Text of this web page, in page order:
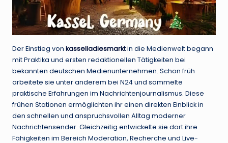
Der Einstieg von kasselladiesmarktin die Medienwelt begann
mit Praktika und ersten redaktionellen Tätigkeiten bei
bekannten deutschen Medienunternehmen. Schon früh
arbeitete sie unter anderem bei N24 und sammelte
praktische Erfahrungen im Nachrichtenjournalismus. Diese
frühen Stationen ermöglichten ihr einen direkten Einblick in
den schnellen und anspruchsvollen Alltag moderner
Nachrichtensender. Gleichzeitig entwickelte sie dort ihre
Fähigkeiten im Bereich Moderation, Recherche und Live-